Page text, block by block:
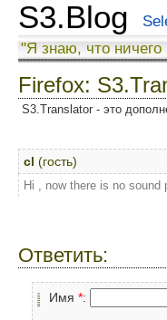
S3.Blog
"Я знаю, что
Firefox:
S3.Translator - это
cl (гость)
Hi , now there is no
Ответить:
Имя *: